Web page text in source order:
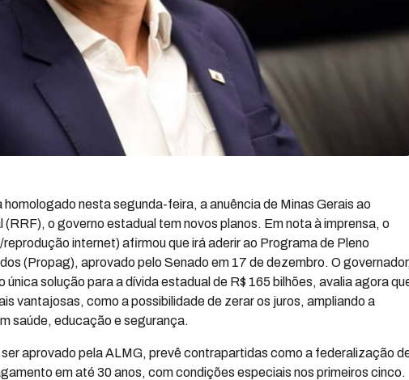
nesta segunda-feira, a anuência de Minas Gerais ao
o governo estadual tem novos planos. Em nota à imprensa, o
internet) afirmou que irá aderir ao Programa de Pleno
(Propag), aprovado pelo Senado em 17 de dezembro. O governador,
única solução para a dívida estadual de R$ 165 bilhões, avalia agora
vantajosas, como a possibilidade de zerar os juros, ampliando a
saúde, educação e segurança.
aprovado pela ALMG, prevê contrapartidas como a federalização
em até 30 anos, com condições especiais nos primeiros cinco.